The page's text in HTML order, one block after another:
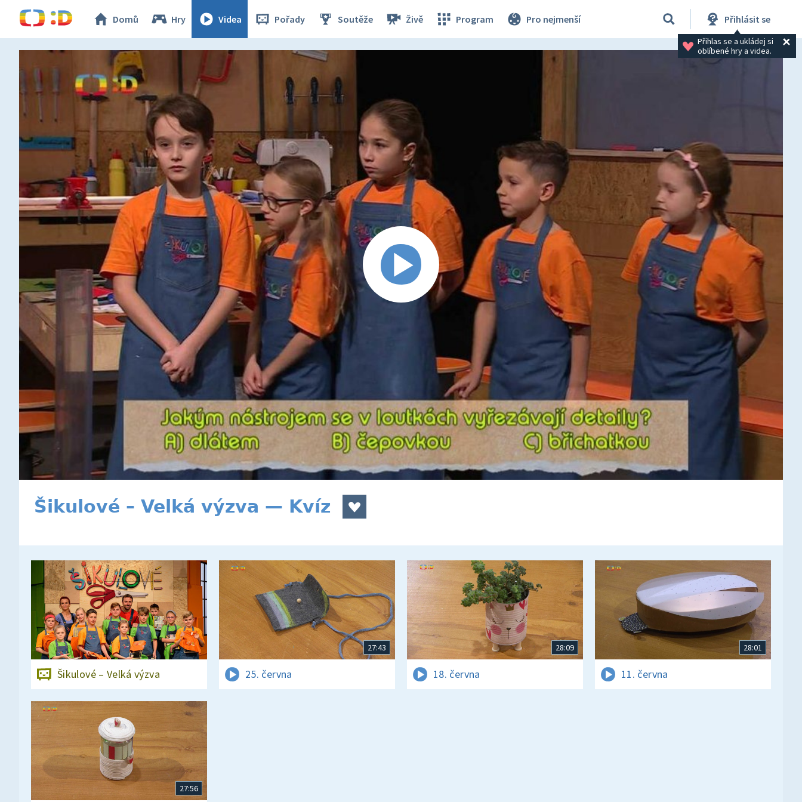
Domů Hry Videa Pořady Soutěže Živě Program Pro nejmenší Přihlásit se
Přihlas se a ukládej si
oblíbené hry a videa.
Šikulové – Velká výzva — Kvíz
Šikulové – Velká výzva
27:43
25. června
28:09
18. června
28:01
11. června
27:56